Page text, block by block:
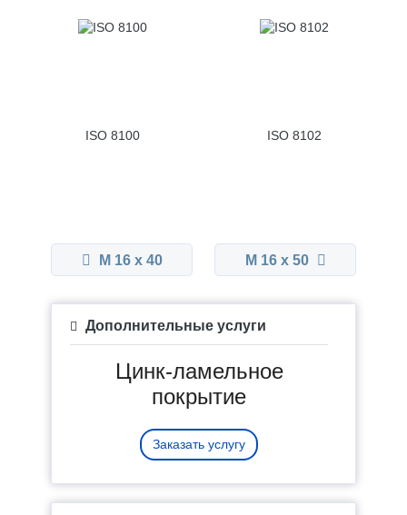
ISO 8100 ISO 8102
М 16 x 40 М 16 x 50
Дополнительные услуги
Цинк-ламельное
покрытие
Заказать услугу